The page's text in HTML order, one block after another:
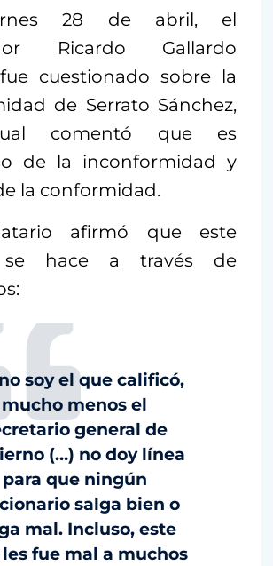
28 de abril, el
Ricardo Gallardo
cuestionado sobre la
de Serrato Sánchez,
comentó que es
de la inconformidad y
la conformidad.
afirmó que este
se hace a través de
soy el que calificó,
mucho menos el
general de
(…) no doy línea
para que ningún
salga bien o
mal. Incluso, este
fue mal a muchos